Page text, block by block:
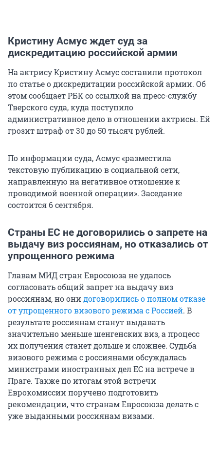
Кристину Асмус ждет суд за
дискредитацию российской армии
На актрису Кристину Асмус составили протокол
по статье о дискредитации российской армии. Об
этом сообщает РБК со ссылкой на пресс-службу
Тверского суда, куда поступило
административное дело в отношении актрисы. Ей
грозит штраф от 30 до 50 тысяч рублей.
По информации суда, Асмус «разместила
текстовую публикацию в социальной сети,
направленную на негативное отношение к
проводимой военной операции». Заседание
состоится 6 сентября.
Страны ЕС не договорились о запрете на
выдачу виз россиянам, но отказались от
упрощенного режима
Главам МИД стран Евросоюза не удалось
согласовать общий запрет на выдачу виз
россиянам, но онидоговорились о полном отказе
от упрощенного визового режима с Россией. В
результате россиянам станут выдавать
значительно меньше шенгенских виз, а процесс
их получения станет дольше и сложнее. Судьба
визового режима с россиянами обсуждалась
министрами иностранных дел ЕС на встрече в
Праге. Также по итогам этой встречи
Еврокомиссии поручено подготовить
рекомендации, что странам Евросоюза делать с
уже выданными россиянам визами.